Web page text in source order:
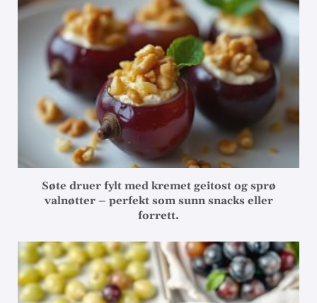
Søte druer fylt med kremet geitost og sprø
valnøtter – perfekt som sunn snacks eller
forrett.